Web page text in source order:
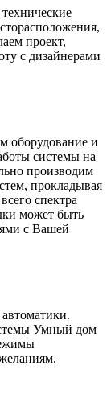
проект,
с дизайнерами
оборудование и
системы на
производим
прокладывая
спектра
может быть
с Вашей
Умный дом